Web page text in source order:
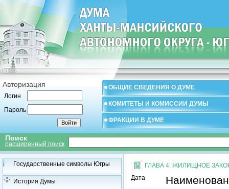
Авторизация
Логин
Пароль
ОБЩИЕ СВЕДЕНИЯ О ДУМЕ
КОМИТЕТЫ И КОМИССИИ ДУМЫ
ФРАКЦИИ В ДУМЕ
Поиск
расширенный поиск
Государственные символы Югры
История Думы
ГЛАВА 4. ЖИЛИЩНОЕ
Дата